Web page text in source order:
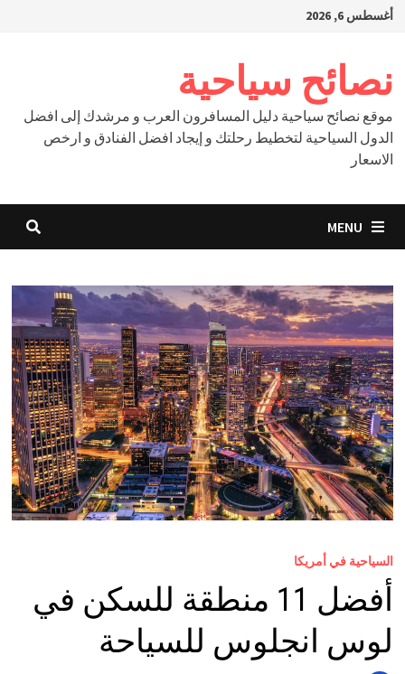
Skipأغسطس 6, 2026
نصائح سياحية
موقع نصائح سياحية دليل المسافرون العرب و مرشدك إلى افضل
الدول السياحية لتخطيط رحلتك و إيجاد افضل الفنادق و ارخص
الاسعار
MENU
السياحية في أمريكا
أفضل 11 منطقة للسكن في
لوس انجلوس للسياحة